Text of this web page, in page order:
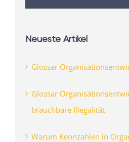
Neueste Artikel
Glossar
Glossar
brauchbare Illegalität
Warum Kennzahlen in